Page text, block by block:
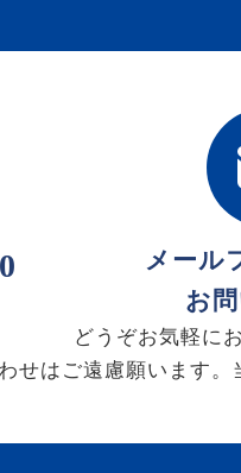
メール
お
どうぞお気軽に
はご遠慮願います。